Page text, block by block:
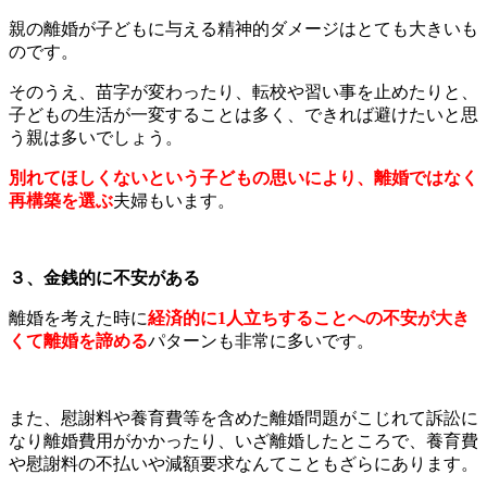
親の離婚が子どもに与える精神的ダメージはとても大きいも
のです。
そのうえ、苗字が変わったり、転校や習い事を止めたりと、
子どもの生活が一変することは多く、できれば避けたいと思
う親は多いでしょう。
別れてほしくないという子どもの思いにより、離婚ではなく
再構築を選ぶ夫婦もいます。
３、金銭的に不安がある
離婚を考えた時に経済的に1人立ちすることへの不安が大き
くて離婚を諦めるパターンも非常に多いです。
また、慰謝料や養育費等を含めた離婚問題がこじれて訴訟に
なり離婚費用がかかったり、いざ離婚したところで、養育費
や慰謝料の不払いや減額要求なんてこともざらにあります。